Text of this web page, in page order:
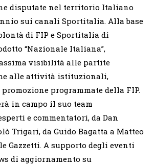
disputate nel territorio Italiano
sui canali Sportitalia. Alla base
di FIP e Sportitalia di
“Nazionale Italiana”,
visibilità alle partite
alle attività istituzionali,
programmate della FIP.
in campo il suo team
e commentatori, da Dan
Trigari, da Guido Bagatta a Matteo
Gazzetti. A supporto degli eventi
di aggiornamento su